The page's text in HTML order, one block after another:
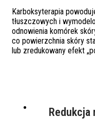
Karboksyterapia
tłuszczowych i
odnowienia komórek
co powierzchnia skóry
lub zredukowany efekt
Redukcja